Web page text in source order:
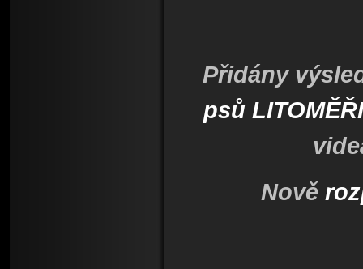
Přidány
psů
Nově